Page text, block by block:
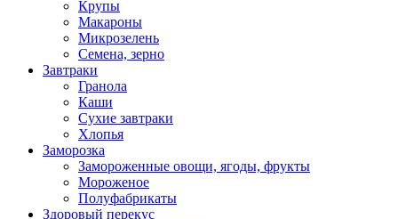
Крупы
Макароны
Микрозелень
Семена, зерно
Завтраки
Гранола
Каши
Сухие завтраки
Хлопья
Заморозка
Замороженные овощи, ягоды, фрукты
Мороженое
Полуфабрикаты
Здоровый перекус